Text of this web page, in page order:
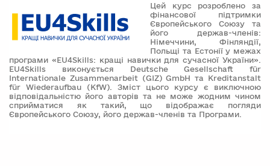
Цей курс розроблено за
фінансової підтримки
Європейського Союзу та
його держав-членів:
Німеччини, Фінляндії,
Польщі та Естонії у межах
програми «EU4Skills: кращі навички для сучасної України».
EU4Skills виконується Deutsche Gesellschaft für
Internationale Zusammenarbeit (GIZ) GmbH та Kreditanstalt
für Wiederaufbau (KfW). Зміст цього курсу є виключною
відповідальністю його авторів та не може жодним чином
сприйматися як такий, що відображає погляди
Європейського Союзу, його держав-членів та Програми.